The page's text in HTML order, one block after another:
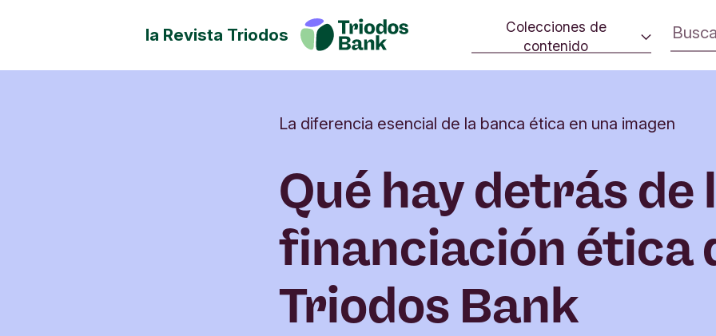
la Revista Triodos
Colecciones de
contenido
Tu dinero tiene potencial de cambio.
sociedad, la cultura y el entorno.
Consumo consciente
Cultura
Inversión de impacto
La diferencia esencial de la banca ética en una imagen
Qué hay detrás de
financiación ética
Triodos Bank